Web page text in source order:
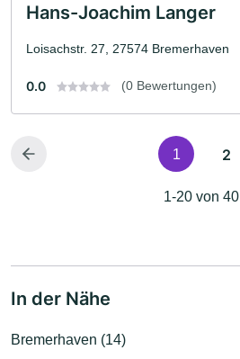
Hans-Joachim Langer
Loisachstr. 27, 27574 Bremerhaven
0.0 (0 Bewertungen)
1 2
1-20 von 40
In der Nähe
Bremerhaven (14)